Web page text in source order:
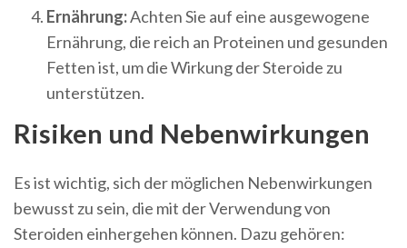
Ernährung:Achten Sie auf eine ausgewogene
Ernährung, die reich an Proteinen und gesunden
Fetten ist, um die Wirkung der Steroide zu
unterstützen.
Risiken und Nebenwirkungen
Es ist wichtig, sich der möglichen Nebenwirkungen
bewusst zu sein, die mit der Verwendung von
Steroiden einhergehen können. Dazu gehören: